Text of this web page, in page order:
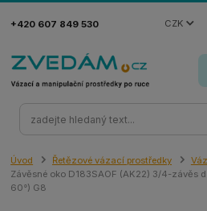
CZK
+420 607 849 530
Úvod Řetězové vázací prostředky
Závěsné oko D183SAOF (AK22) 3/4-
60°) G8